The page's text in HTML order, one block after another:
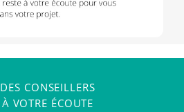
DES CONSEILLERS
À VOTRE ÉCOUTE